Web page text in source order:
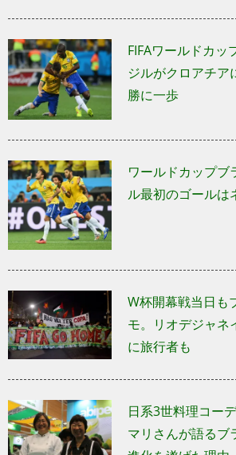
FIFAワールドカッ
ジルがクロアチア
勝に一歩
ワールドカップブ
ル最初のゴールは
W杯開幕戦当日も
モ。リオデジャネ
に旅行者も
日系3世料理コー
マリさんが語るブ